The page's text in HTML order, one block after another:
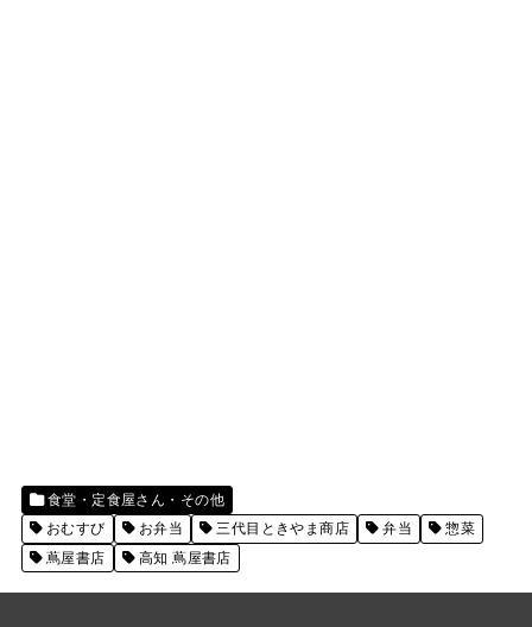
食堂・定食屋さん・その他
おむすび
お弁当 三代目ときやま商店 弁当
惣菜
蔦屋書店
高知 蔦屋書店